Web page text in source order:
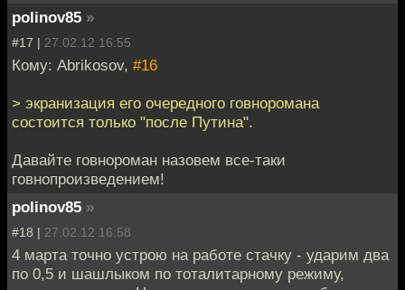
polinov85 »
#17 | 27.02.12 16:55
Кому: Abrikosov, #16
> экранизация его очередного говноромана
состоится только "после Путина".
Давайте говнороман назовем все-таки
говнопроизведением!
polinov85 »
#18 | 27.02.12 16:58
4 марта точно устрою на работе стачку - ударим два
по 0,5 и шашлыком по тоталитарному режиму,